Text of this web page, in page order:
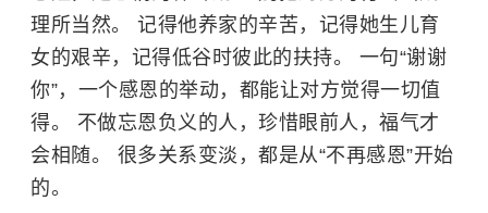
理所当然。 记得他养家的辛苦，记得她生儿育
女的艰辛，记得低谷时彼此的扶持。 一句“谢谢
你”，一个感恩的举动，都能让对方觉得一切值
得。 不做忘恩负义的人，珍惜眼前人，福气才
会相随。 很多关系变淡，都是从“不再感恩”开始
的。